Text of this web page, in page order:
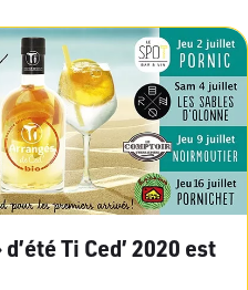
Ti Ced’ 2020 est